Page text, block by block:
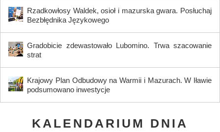
Rzadkowłosy Waldek, osioł i mazurska gwara. Posłuchaj
Bezbłędnika Językowego
Gradobicie zdewastowało Lubomino. Trwa szacowanie
strat
Krajowy Plan Odbudowy na Warmii i Mazurach. W Iławie
podsumowano inwestycje
KALENDARIUM DNIA